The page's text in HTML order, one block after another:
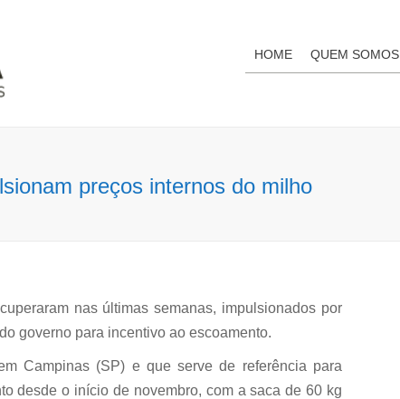
HOME QUEM SOMOS
preços internos do milho
nas últimas semanas, impulsionados por
governo para incentivo ao escoamento.
Campinas (SP) e que serve de referência para
desde o início de novembro, com a saca de 60 kg